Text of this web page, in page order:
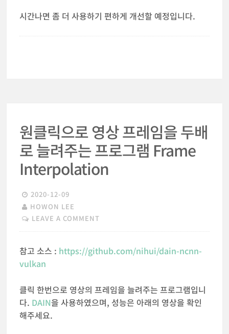
시간나면 좀 더 사용하기 편하게 개선할 예정입니다.
원클릭으로 영상 프레임을 두배
로 늘려주는 프로그램 Frame
Interpolation
2020-12-09
HOWON LEE
LEAVE A COMMENT
참고 소스 : https://github.com/nihui/dain-ncnn-
vulkan
클릭 한번으로 영상의 프레임을 늘려주는 프로그램입니
다. DAIN을 사용하였으며, 성능은 아래의 영상을 확인
해주세요.